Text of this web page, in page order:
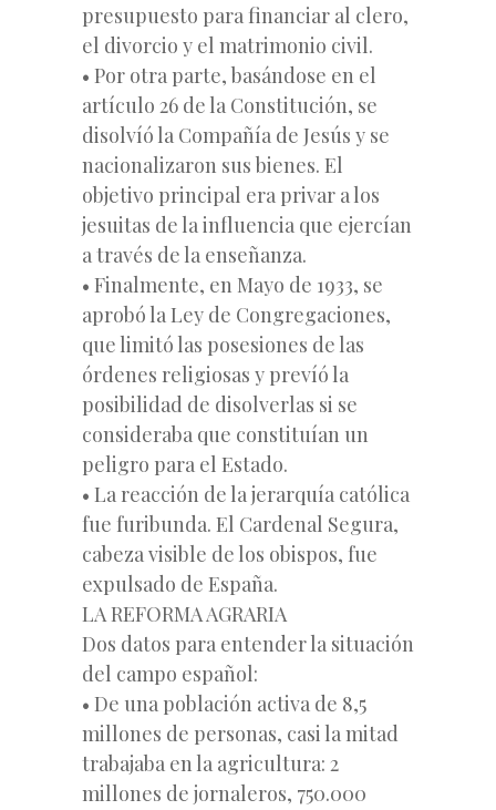
presupuesto para financiar al clero,
el divorcio y el matrimonio civil.
• Por otra parte, basándose en el
artículo 26 de la Constitución, se
disolvíó la Compañía de Jesús y se
nacionalizaron sus bienes. El
objetivo principal era privar a los
jesuitas de la influencia que ejercían
a través de la enseñanza.
• Finalmente, en Mayo de 1933, se
aprobó la Ley de Congregaciones,
que limitó las posesiones de las
órdenes religiosas y prevíó la
posibilidad de disolverlas si se
consideraba que constituían un
peligro para el Estado.
• La reacción de la jerarquía católica
fue furibunda. El Cardenal Segura,
cabeza visible de los obispos, fue
expulsado de España.
LA REFORMA AGRARIA
Dos datos para entender la situación
del campo español:
• De una población activa de 8,5
millones de personas, casi la mitad
trabajaba en la agricultura: 2
millones de jornaleros, 750.000